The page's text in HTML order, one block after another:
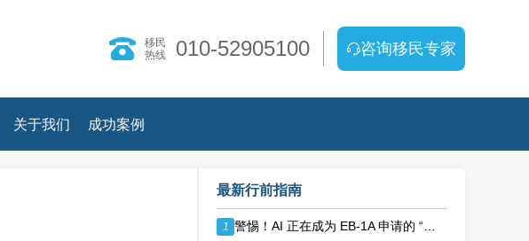
移民
热线
010-52905100 咨询移民专家
关于我们 成功案例
最新行前指南
1